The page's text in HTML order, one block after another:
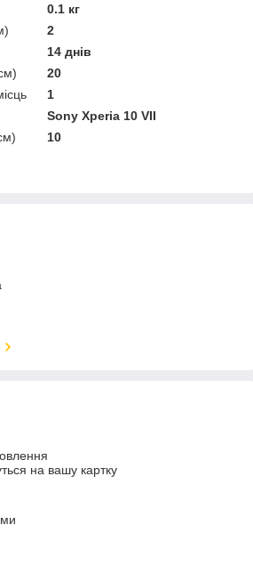
0.1 кг
2
14 днів
20
1
Sony Xperia 10 VII
10
на вашу картку